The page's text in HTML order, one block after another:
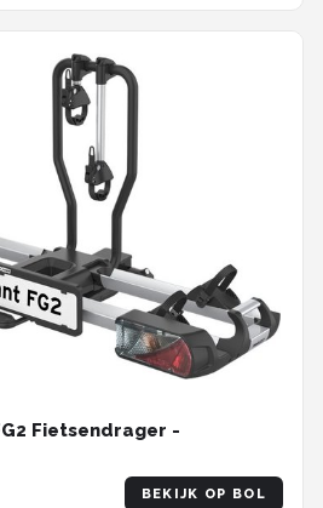
Fietsendrager -
BEKIJK OP BOL